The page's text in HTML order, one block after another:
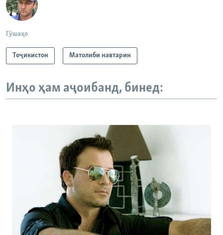
Гӯшаҳо
Тоҷикистон Матолиби навтарин
Инҳо ҳам аҷоибанд, бинед: